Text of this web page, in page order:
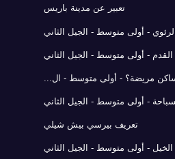
تعبير عن مدينة باريس
- أولى متوسط - الجيل الثاني
- أولى متوسط - الجيل الثاني
مريضة؟ - أولى متوسط - ال...
- أولى متوسط - الجيل الثاني
تعريف بيرسي بيش شيلي
- أولى متوسط - الجيل الثاني